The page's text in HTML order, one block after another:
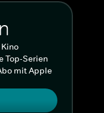
Top-Serien
mit Apple